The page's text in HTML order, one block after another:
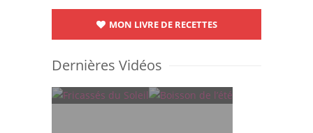
MON LIVRE DE RECETTES
Dernières Vidéos